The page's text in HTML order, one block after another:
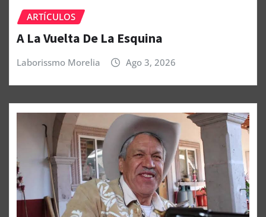
ARTÍCULOS
A La Vuelta De La Esquina
Laborissmo Morelia Ago 3, 2026